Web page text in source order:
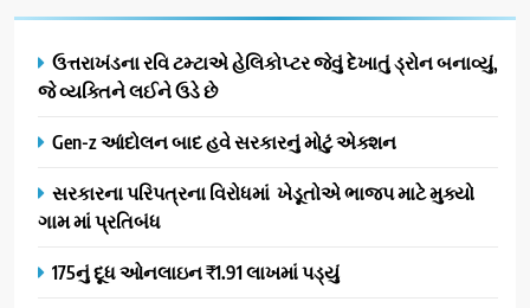
ઉત્તરાખંડના રવિ ટમ્ટાએ હેલિકોપ્ટર જેવું દેખાતું ડ્રોન બનાવ્યું,
જે વ્યક્તિને લઈને ઉડે છે
Gen-z આંદોલન બાદ હવે સરકારનું મોટું એક્શન
સરકારના પરિપત્રના વિરોધમાં ખેડૂતોએ ભાજપ માટે મુક્યો
ગામ માં પ્રતિબંધ
175નું દૂધ ઓનલાઇન ₹1.91 લાખમાં પડ્યું